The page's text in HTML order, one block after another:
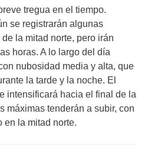
tregua en el tiempo.
se registrarán algunas
la mitad norte, pero irán
horas. A lo largo del día
nubosidad media y alta, que
la tarde y la noche. El
intensificará hacia el final de la
máximas tenderán a subir, con
en la mitad norte.